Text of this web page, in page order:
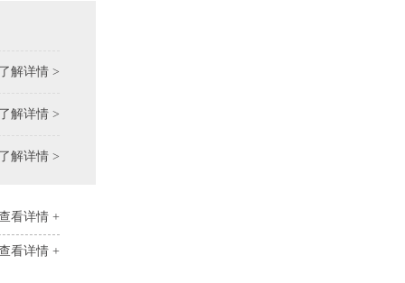
了解详情 >
了解详情 >
了解详情 >
看详情 +
看详情 +